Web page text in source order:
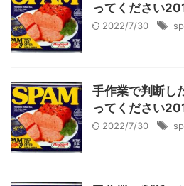
ってください
2022/7/30
手作業で判断し
ってください
2022/7/30